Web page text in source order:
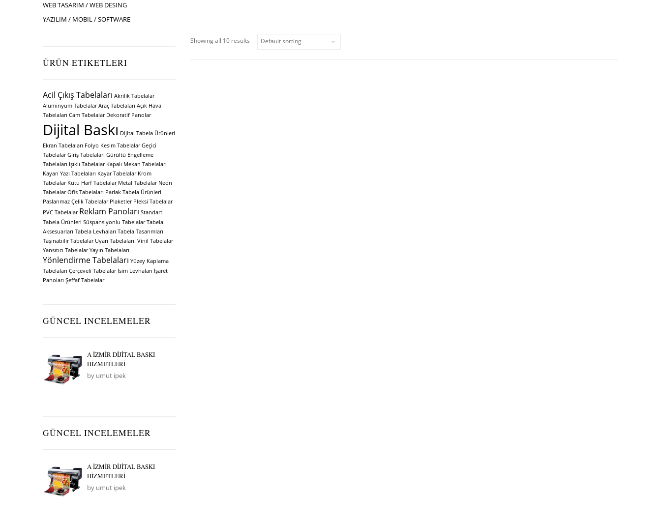
WEB TASARIM / WEB DESING
YAZILIM / MOBIL / SOFTWARE
ÜRÜN ETIKETLERI
Acil Çıkış Tabelaları Akrilik Tabelalar
Alüminyum Tabelalar Araç Tabelaları Açık Hava
Tabelaları Cam Tabelalar Dekoratif Panolar
Dijital Baskı Dijital Tabela Ürünleri
Ekran Tabelaları Folyo Kesim Tabelalar Geçici
Tabelalar Giriş Tabelaları Gürültü Engelleme
Tabelaları Işıklı Tabelalar Kapalı Mekan Tabelaları
Kayan Yazı Tabelaları Kayar Tabelalar Krom
Tabelalar Kutu Harf Tabelalar Metal Tabelalar Neon
Tabelalar Ofis Tabelaları Parlak Tabela Ürünleri
Paslanmaz Çelik Tabelalar Plaketler Pleksi Tabelalar
PVC Tabelalar Reklam Panoları Standart
Tabela Ürünleri Süspansiyonlu Tabelalar Tabela
Aksesuarları Tabela Levhaları Tabela Tasarımları
Taşınabilir Tabelalar Uyarı Tabelaları. Vinil Tabelalar
Yansıtıcı Tabelalar Yayın Tabelaları
Yönlendirme Tabelaları Yüzey Kaplama
Tabelaları Çerçeveli Tabelalar İsim Levhaları İşaret
Panoları Şeffaf Tabelalar
GÜNCEL INCELEMELER
A İZMİR DİJİTAL BASKI
HİZMETLERİ
by umut ipek
GÜNCEL INCELEMELER
A İZMİR DİJİTAL BASKI
HİZMETLERİ
by umut ipek
Showing all 10 results